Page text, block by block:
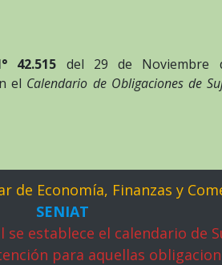
42.515 del 29 de Noviembre
el Calendario de Obligaciones de
de Economía, Finanzas y
SENIAT
establece el calendario de
para aquellas